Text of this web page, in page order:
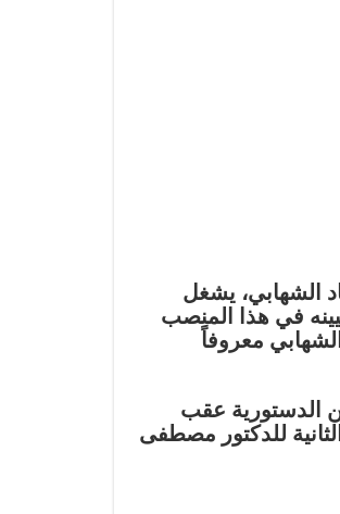
الشهابي، يشغل
في هذا المنصب
كان الشهابي معروفاً
الدستورية عقب
للدكتور مصطفى